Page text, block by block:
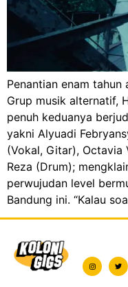
Penantian enam
Grup musik alternatif,
penuh keduanya
yakni Alyuadi
(Vokal, Gitar), Octavia
Reza (Drum);
perwujudan level
Bandung ini. “Kalau